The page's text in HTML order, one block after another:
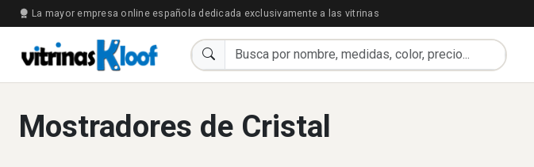
La mayor empresa online española dedicada exclusivamente a las vitrinas
Mostradores de Cristal